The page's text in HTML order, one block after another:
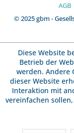
AGB
© 2025 gbm -
Diese Website
Betrieb der
werden. Andere
dieser Website
Interaktion mit
vereinfachen